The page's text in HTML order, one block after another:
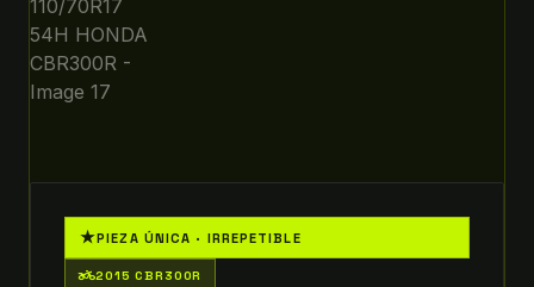
★PIEZA ÚNICA · IRREPETIBLE
two_wheeler2015 CBR300R